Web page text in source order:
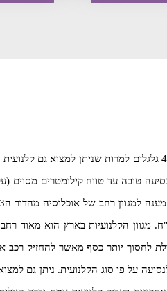
טובה עד טווח קילומטרים מסוים
עולה עד 15 אלף ש"ח. מגוון הקלנועיות בארץ
לדור ה3 את היכולת לחסוך יותר כסף מאשר
על פי סוג הקלנועית. ניתן גם